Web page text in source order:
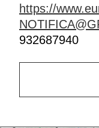
https://
932687940